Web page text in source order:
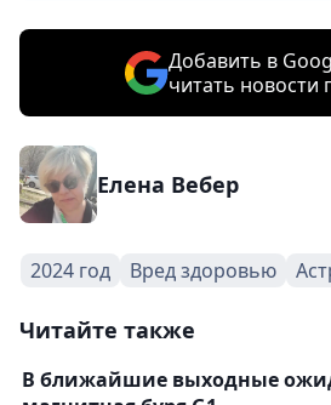
Добавить в
читать новости
Елена Вебер
2024 год Вред здоровью
Читайте также
В ближайшие выходные